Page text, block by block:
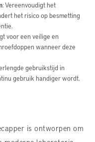
: Vereenvoudigt het
het risico op besmetting
voor een veilige en
wanneer deze
gebruikstijd in
gebruik handiger wordt.
is ontworpen om